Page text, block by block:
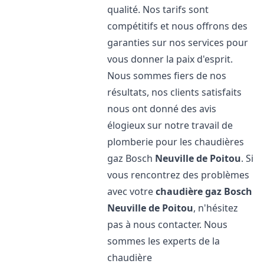
qualité. Nos tarifs sont
compétitifs et nous offrons des
garanties sur nos services pour
vous donner la paix d'esprit.
Nous sommes fiers de nos
résultats, nos clients satisfaits
nous ont donné des avis
élogieux sur notre travail de
plomberie pour les chaudières
gaz Bosch Neuville de Poitou. Si
vous rencontrez des problèmes
avec votrechaudière gaz Bosch
Neuville de Poitou, n'hésitez
pas à nous contacter. Nous
sommes les experts de la
chaudière